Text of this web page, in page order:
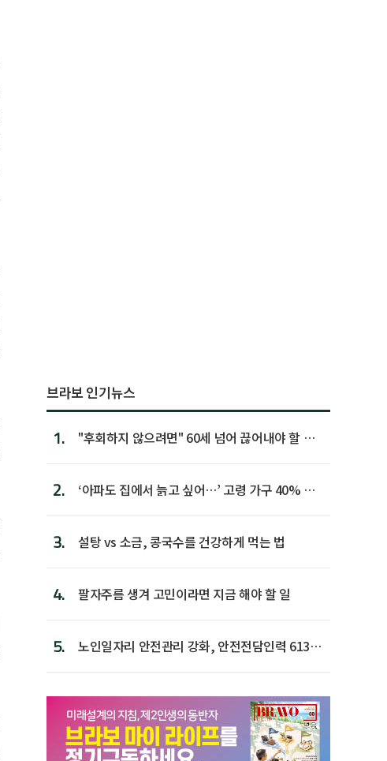
브라보 인기뉴스
1.
"후회하지 않으려면" 60세 넘어 끊어내야 할 사
2.
‘아파도 집에서 늙고 싶어…’ 고령 가구 40% 노
3. 설탕 vs 소금, 콩국수를 건강하게 먹는 법
4. 팔자주름 생겨 고민이라면 지금 해야 할 일
5.
노인일자리 안전관리 강화, 안전전담인력 613명